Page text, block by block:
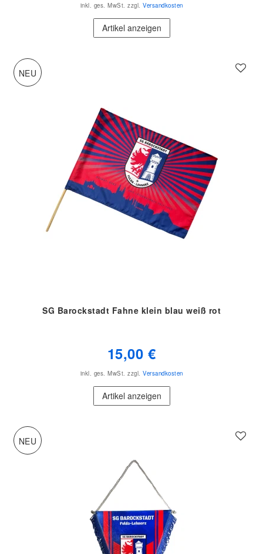
inkl. ges. MwSt. zzgl. Versandkosten
Artikel anzeigen
NEU
SG Barockstadt Fahne klein blau weiß rot
15,00 €
inkl. ges. MwSt. zzgl. Versandkosten
Artikel anzeigen
NEU